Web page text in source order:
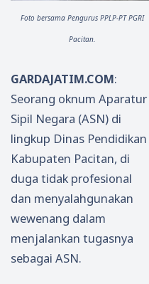
Foto bersama Pengurus PPLP-PT PGRI
Pacitan.
GARDAJATIM.COM:
Seorang oknum Aparatur
Sipil Negara (ASN) di
lingkup Dinas Pendidikan
Kabupaten Pacitan, di
duga tidak profesional
dan menyalahgunakan
wewenang dalam
menjalankan tugasnya
sebagai ASN.